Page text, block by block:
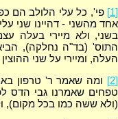
[1]
פי', כל עלי הלולב הם
אחד מהשני - דהיינו שני
בשני, ולא מיירי בעלה
התוס' (בד"ה נחלקה),
העלה, ומיירי על שני
[2]
ומה שאמר ר' טרפון
טפחים שאמרנו גבי הדס
(ולא ששה כמו בכל מקום),